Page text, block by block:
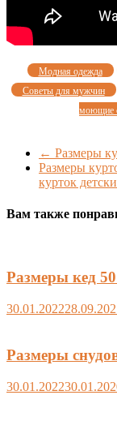
Модная одежда
Советы для мужчин
моющие
← Размеры
Размеры
курток
Вам также
Размеры кед
30.01.2022
Размеры
30.01.2022